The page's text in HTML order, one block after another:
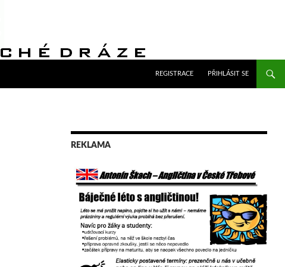
REGISTRACE
PŘIHLÁSIT SE
REKLAMA